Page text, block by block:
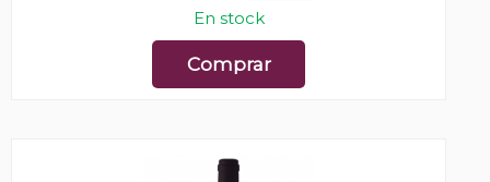
En stock
Comprar